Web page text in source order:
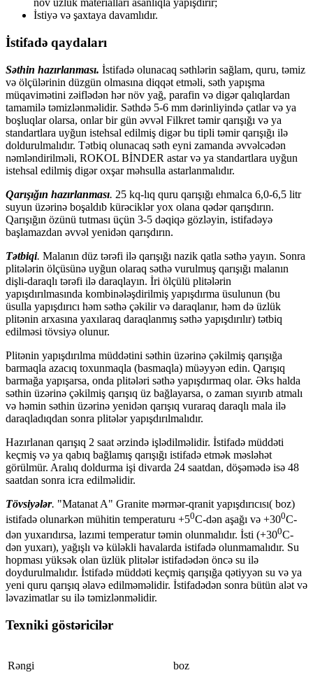
növ üzlük materialları asanlıqla yapışdırır;
İstiyə və şaxtaya davamlıdır.
İstifadə qaydaları
Səthin hazırlanması. İstifadə olunacaq səthlərin sağlam, quru, təmiz
və ölçülərinin düzgün olmasına diqqət etməli, səth yapışma
müqavimətini zəiflədən hər növ yağ, parafin və digər qalıqlardan
tamamilə təmizlənməlidir. Səthdə 5-6 mm dərinliyində çatlar və ya
boşluqlar olarsa, onlar bir gün əvvəl Filkret təmir qarışığı və ya
standartlara uyğun istehsal edilmiş digər bu tipli təmir qarışığı ilə
doldurulmalıdır. Tətbiq olunacaq səth eyni zamanda əvvəlcədən
nəmləndirilməli, ROKOL BİNDER astar və ya standartlara uyğun
istehsal edilmiş digər oxşar məhsulla astarlanmalıdır.
Qarışığın hazırlanması. 25 kq-lıq quru qarışığı ehmalca 6,0-6,5 litr
suyun üzərinə boşaldıb kürəciklər yox olana qədər qarışdırın.
Qarışığın özünü tutması üçün 3-5 dəqiqə gözləyin, istifadəyə
başlamazdan əvvəl yenidən qarışdırın.
Tətbiqi. Malanın düz tərəfi ilə qarışığı nazik qatla səthə yayın. Sonra
plitələrin ölçüsünə uyğun olaraq səthə vurulmuş qarışığı malanın
dişli-daraqlı tərəfi ilə daraqlayın. İri ölçülü plitələrin
yapışdırılmasında kombinələşdirilmiş yapışdırma üsulunun (bu
üsulla yapışdırıcı həm səthə çəkilir və daraqlanır, həm də üzlük
plitənin arxasına yaxılaraq daraqlanmış səthə yapışdırılır) tətbiq
edilməsi tövsiyə olunur.
Plitənin yapışdırılma müddətini səthin üzərinə çəkilmiş qarışığa
barmaqla azacıq toxunmaqla (basmaqla) müəyyən edin. Qarışıq
barmağa yapışarsa, onda plitələri səthə yapışdırmaq olar. Əks halda
səthin üzərinə çəkilmiş qarışıq üz bağlayarsa, o zaman sıyırıb atmalı
və həmin səthin üzərinə yenidən qarışıq vuraraq daraqlı mala ilə
daraqladıqdan sonra plitələr yapışdırılmalıdır.
Hazırlanan qarışıq 2 saat ərzində işlədilməlidir. İstifadə müddəti
keçmiş və ya qabıq bağlamış qarışığı istifadə etmək məsləhət
görülmür. Aralıq doldurma işi divarda 24 saatdan, döşəmədə isə 48
saatdan sonra icra edilməlidir.
Tövsiyələr. "Matanat A" Granite mərmər-qranit yapışdırıcısı( boz)
istifadə olunarkən mühitin temperaturu +50C-dən aşağı və +300C-
dən yuxarıdırsa, lazımi temperatur təmin olunmalıdır. İsti (+300C-
dən yuxarı), yağışlı və küləkli havalarda istifadə olunmamalıdır. Su
hopması yüksək olan üzlük plitələr istifadədən öncə su ilə
doydurulmalıdır. İstifadə müddəti keçmiş qarışığa qətiyyən su və ya
yeni quru qarışıq əlavə edilməməlidir. İstifadədən sonra bütün alət və
ləvazimatlar su ilə təmizlənməlidir.
Texniki göstəricilər
Rəngi boz